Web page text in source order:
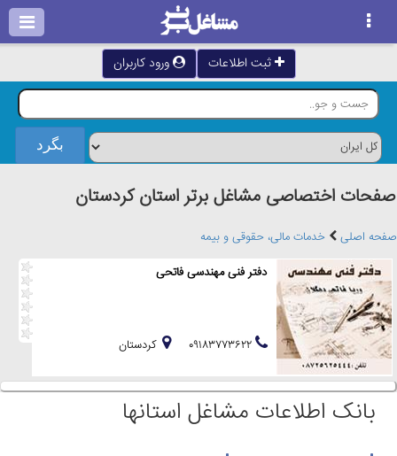
ثبت اطلاعات ورود کاربران
صفحات اختصاصی مشاغل برتر استان كردستان
صفحه اصلی
خدمات مالی، حقوقی و بیمه
دفتر فنی مهندسی فاتحی
كردستان
بانک اطلاعات مشاغل استانها